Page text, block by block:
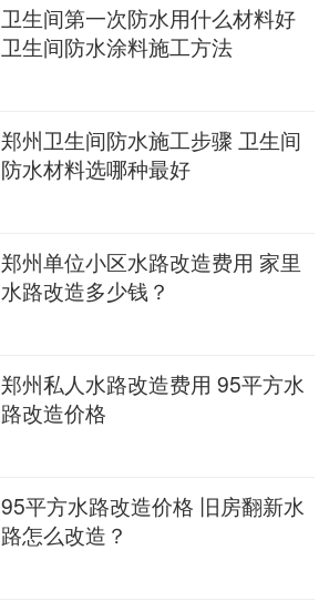
卫生间第一次防水用什么材料好
卫生间防水涂料施工方法
郑州卫生间防水施工步骤 卫生间
防水材料选哪种最好
郑州单位小区水路改造费用 家里
水路改造多少钱？
郑州私人水路改造费用 95平方水
路改造价格
95平方水路改造价格 旧房翻新水
路怎么改造？